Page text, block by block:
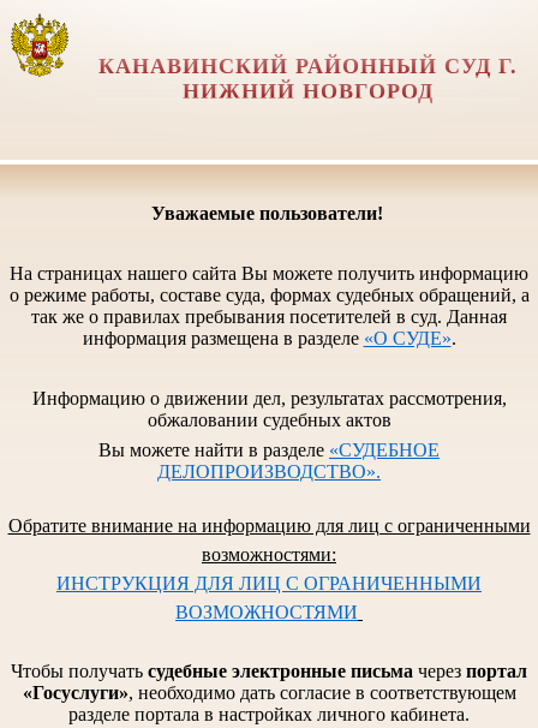
КАНАВИНСКИЙ РАЙОННЫЙ СУД Г.
НИЖНИЙ НОВГОРОД
Уважаемые пользователи!
На страницах нашего сайта Вы можете получить информацию
о режиме работы, составе суда, формах судебных обращений, а
так же о правилах пребывания посетителей в суд. Данная
информация размещена в разделе «О СУДЕ».
Информацию о движении дел, результатах рассмотрения,
обжаловании судебных актов
Вы можете найти в разделе «СУДЕБНОЕ
ДЕЛОПРОИЗВОДСТВО».
Обратите внимание на информацию для лиц с ограниченными
возможностями:
ИНСТРУКЦИЯ ДЛЯ ЛИЦ С ОГРАНИЧЕННЫМИ
ВОЗМОЖНОСТЯМИ
Чтобы получать судебные электронные письма через портал
«Госуслуги», необходимо дать согласие в соответствующем
разделе портала в настройках личного кабинета.